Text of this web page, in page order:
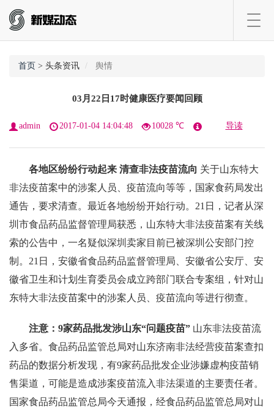
首页 > 头条资讯 舆情
03月22日17时健康医疗要闻回顾
admin 2017-01-04 14:04:48 10028 ℃ 导读
各地区纷纷行动起来 清查非法疫苗流向 关于山东特大
非法疫苗案中的涉案人员、疫苗流向等等，国家食药局发出
通告，要求清查。最近各地纷纷开始行动。21日，记者从深
圳市食品药品监督管理局获悉，山东特大非法疫苗案有关线
索的公告中，一名疑似深圳卖家目前已被深圳公安部门控
制。21日，安徽省食品药品监督管理局、安徽省公安厅、安
徽省卫生和计划生育委员会成立跨部门联合专案组，针对山
东特大非法疫苗案中的涉案人员、疫苗流向等进行彻查。
注意：9家药品批发涉山东“问题疫苗” 山东非法疫苗流
入多省。食品药品监管总局对山东济南非法经营疫苗案查扣
药品的数据分析发现，有9家药品批发企业涉嫌虚构疫苗销
售渠道，可能是造成涉案疫苗流入非法渠道的主要责任者。
国家食品药品监管总局今天通报，经食品药品监管总局对山